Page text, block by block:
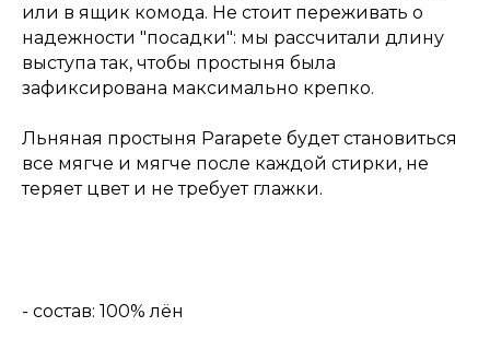
или в ящик комода. Не стоит переживать о
надежности "посадки": мы рассчитали длину
выступа так, чтобы простыня была
зафиксирована максимально крепко.
Льняная простыня Parapete будет становиться
все мягче и мягче после каждой стирки, не
теряет цвет и не требует глажки.
- состав: 100% лён